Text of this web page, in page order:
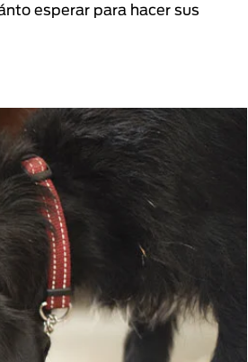
esperar para hacer sus